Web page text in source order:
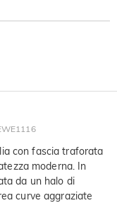
con fascia traforata
moderna. In
da un halo di
curve aggraziate